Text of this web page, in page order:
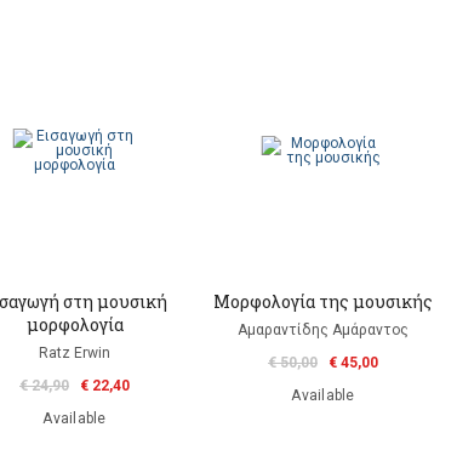
στη μουσική
μορφολογία
Ratz Erwin
€ 24,90
€ 22,40
Available
Μορφολογία της μουσικής
Αμαραντίδης Αμάραντος
€ 50,00
€ 45,00
Available